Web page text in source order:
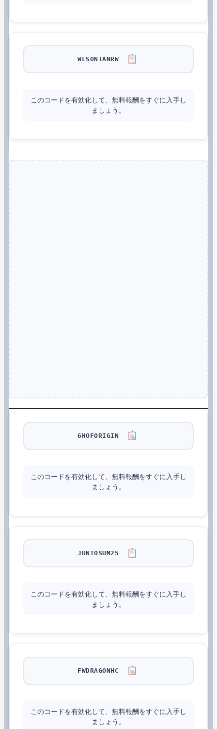
WLSONIANRW
このコードを有効化して、無料報酬をすぐに入手し
ましょう。
6HOFORIGIN
このコードを有効化して、無料報酬をすぐに入手し
ましょう。
JUNIOSUM25
このコードを有効化して、無料報酬をすぐに入手し
ましょう。
FWDRAGONHC
このコードを有効化して、無料報酬をすぐに入手し
ましょう。